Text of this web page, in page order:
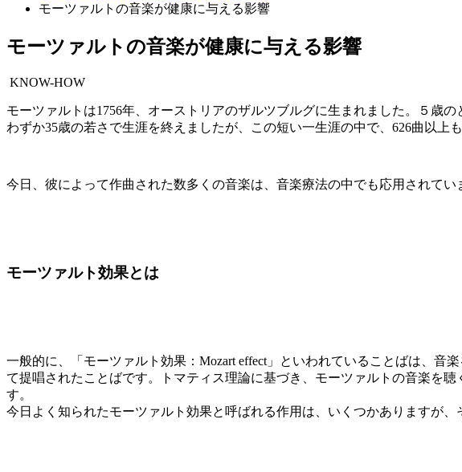
モーツァルトの音楽が健康に与える影響
モーツァルトの音楽が健康に与える影響
KNOW-HOW
モーツァルトは1756年、オーストリアのザルツブルグに生まれました。５歳
わずか35歳の若さで生涯を終えましたが、この短い一生涯の中で、626曲以上
今日、彼によって作曲された数多くの音楽は、音楽療法の中でも応用されて
モーツァルト効果とは
一般的に、「モーツァルト効果：Mozart effect」といわれていることばは、
て提唱されたことばです。トマティス理論に基づき、モーツァルトの音楽を
す。
今日よく知られたモーツァルト効果と呼ばれる作用は、いくつかありますが、